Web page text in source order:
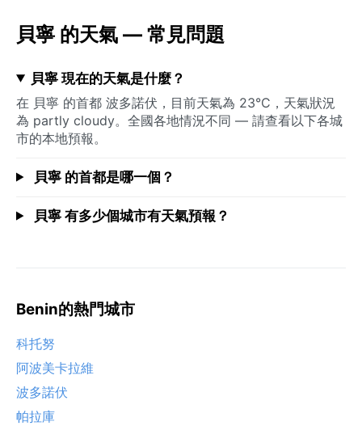
貝寧 的天氣 — 常見問題
貝寧 現在的天氣是什麼？
在 貝寧 的首都 波多諾伏，目前天氣為 23°C，天氣狀況
為 partly cloudy。全國各地情況不同 — 請查看以下各城
市的本地預報。
貝寧 的首都是哪一個？
貝寧 有多少個城市有天氣預報？
Benin的熱門城市
科托努
阿波美卡拉維
波多諾伏
帕拉庫